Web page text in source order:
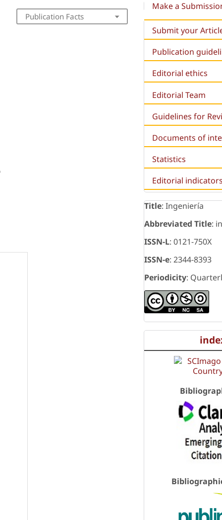
Publication Facts
Make a
Submit your
Publication
Editorial ethics
Editorial Team
Guidelines for
Documents of
Statistics
Editorial
Title: Ingeniería
Abbreviated Title:
ISSN-L: 0121-750X
ISSN-e: 2344-8393
Periodicity: